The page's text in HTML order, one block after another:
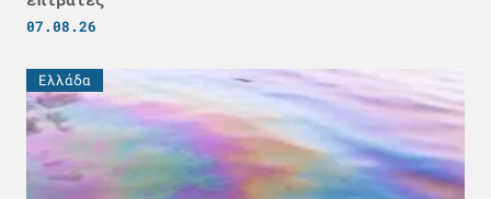
07.08.26
Ελλάδα